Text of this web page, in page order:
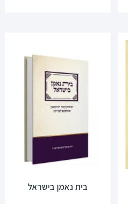
בית נאמן בישראל